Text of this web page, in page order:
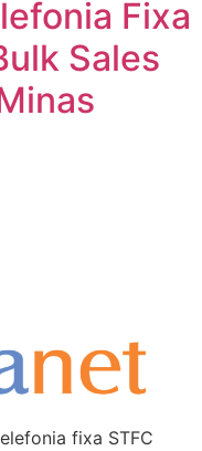
Fixa
Sales
fixa STFC